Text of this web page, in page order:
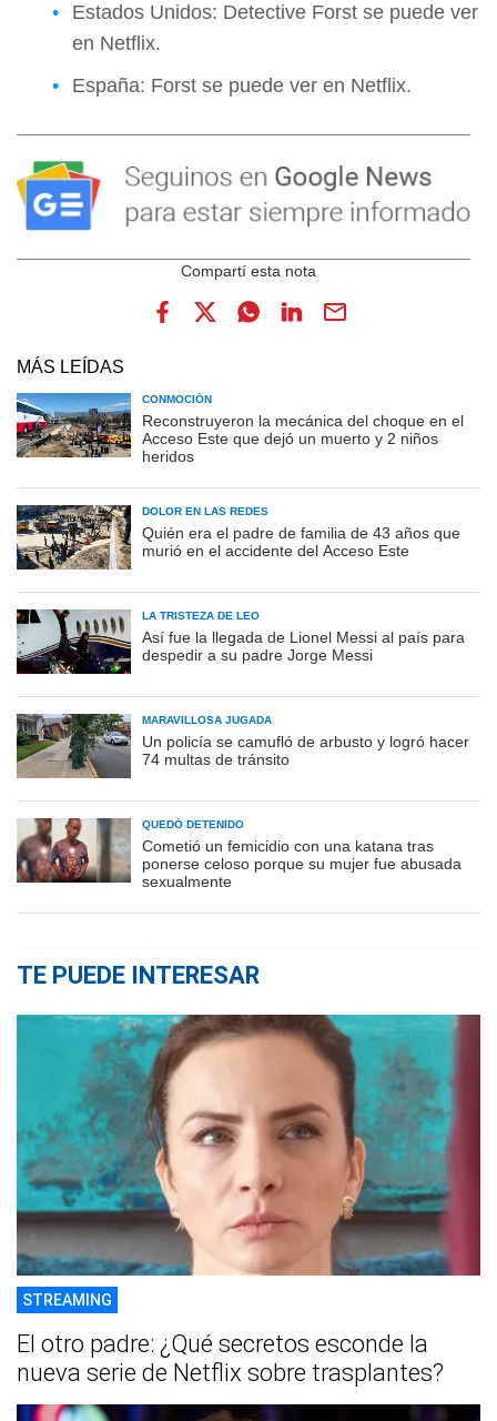
Estados Unidos: Detective Forst se puede ver
en Netflix.
España: Forst se puede ver en Netflix.
MÁS LEÍDAS
CONMOCIÓN
Reconstruyeron la mecánica del choque en el
Acceso Este que dejó un muerto y 2 niños
heridos
DOLOR EN LAS REDES
Quién era el padre de familia de 43 años que
murió en el accidente del Acceso Este
LA TRISTEZA DE LEO
Así fue la llegada de Lionel Messi al país para
despedir a su padre Jorge Messi
MARAVILLOSA JUGADA
Un policía se camufló de arbusto y logró hacer
74 multas de tránsito
QUEDÓ DETENIDO
Cometió un femicidio con una katana tras
ponerse celoso porque su mujer fue abusada
sexualmente
TE PUEDE INTERESAR
STREAMING
El otro padre: ¿Qué secretos esconde la
nueva serie de Netflix sobre trasplantes?